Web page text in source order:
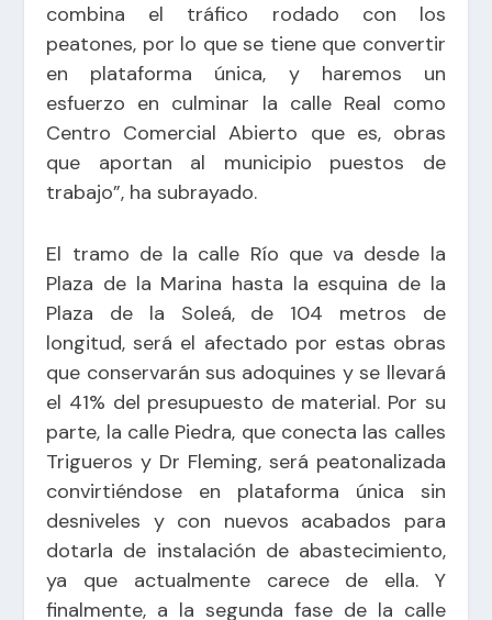
combina el tráfico rodado con los
peatones, por lo que se tiene que convertir
en plataforma única, y haremos un
esfuerzo en culminar la calle Real como
Centro Comercial Abierto que es, obras
que aportan al municipio puestos de
trabajo”, ha subrayado.
El tramo de la calle Río que va desde la
Plaza de la Marina hasta la esquina de la
Plaza de la Soleá, de 104 metros de
longitud, será el afectado por estas obras
que conservarán sus adoquines y se llevará
el 41% del presupuesto de material. Por su
parte, la calle Piedra, que conecta las calles
Trigueros y Dr Fleming, será peatonalizada
convirtiéndose en plataforma única sin
desniveles y con nuevos acabados para
dotarla de instalación de abastecimiento,
ya que actualmente carece de ella. Y
finalmente, a la segunda fase de la calle